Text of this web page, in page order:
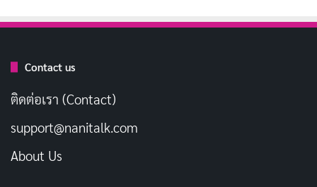
Contact us
ติดต่อเรา (Contact)
support@nanitalk.com
About Us